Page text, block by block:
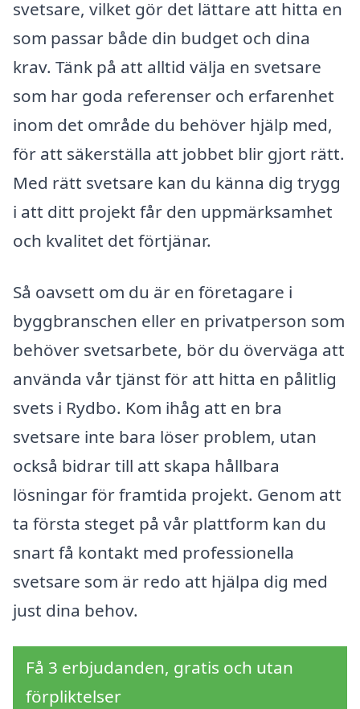
svetsare, vilket gör det lättare att hitta en
som passar både din budget och dina
krav. Tänk på att alltid välja en svetsare
som har goda referenser och erfarenhet
inom det område du behöver hjälp med,
för att säkerställa att jobbet blir gjort rätt.
Med rätt svetsare kan du känna dig trygg
i att ditt projekt får den uppmärksamhet
och kvalitet det förtjänar.
Så oavsett om du är en företagare i
byggbranschen eller en privatperson som
behöver svetsarbete, bör du överväga att
använda vår tjänst för att hitta en pålitlig
svets i Rydbo. Kom ihåg att en bra
svetsare inte bara löser problem, utan
också bidrar till att skapa hållbara
lösningar för framtida projekt. Genom att
ta första steget på vår plattform kan du
snart få kontakt med professionella
svetsare som är redo att hjälpa dig med
just dina behov.
Få 3 erbjudanden, gratis och utan
förpliktelser